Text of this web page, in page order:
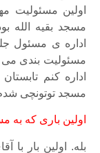
اولین
مسجد بقیه الله
اداره ی مسئول
مسئولیت بندی می
مسجد توتونچی
اولین باری که به
بله. اولین بار با